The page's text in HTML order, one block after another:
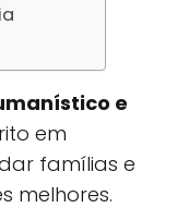
e
em
famílias e
melhores.